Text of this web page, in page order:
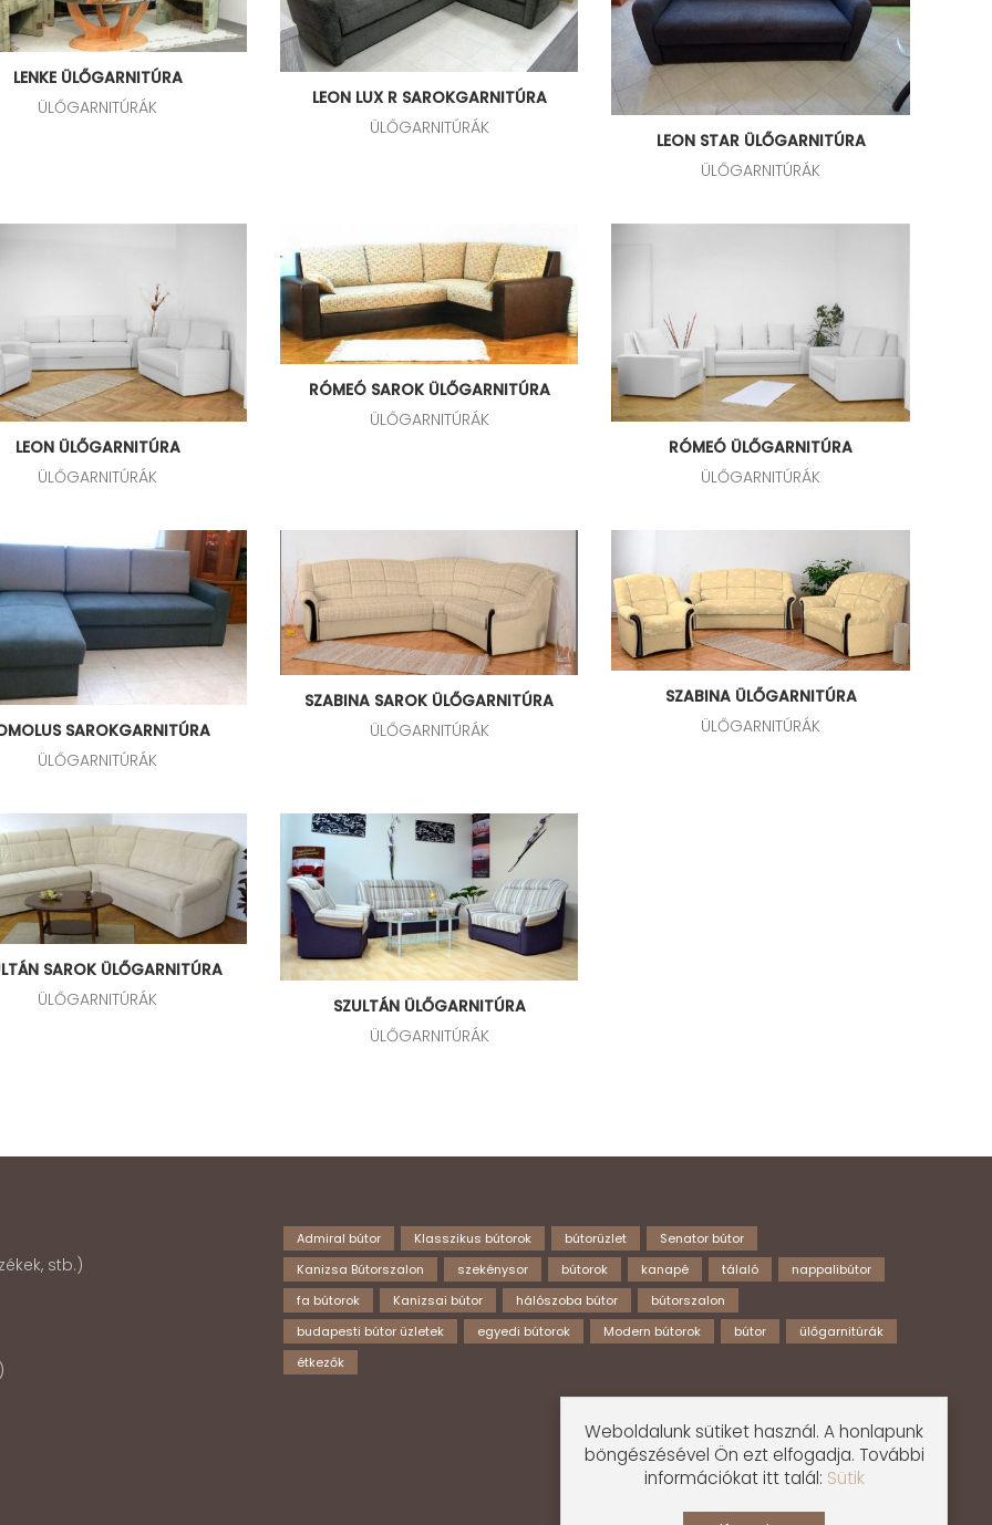
LENKE ÜLŐGARNITÚRA
ÜLŐGARNITÚRÁK
LEON LUX R SAROKGARNITÚRA
ÜLŐGARNITÚRÁK
LEON STAR ÜLŐGARNITÚRA
ÜLŐGARNITÚRÁK
LEON ÜLŐGARNITÚRA
ÜLŐGARNITÚRÁK
RÓMEÓ SAROK ÜLŐGARNITÚRA
ÜLŐGARNITÚRÁK
RÓMEÓ ÜLŐGARNITÚRA
ÜLŐGARNITÚRÁK
SAROKGARNITÚRA
ÜLŐGARNITÚRÁK
SZABINA SAROK ÜLŐGARNITÚRA
ÜLŐGARNITÚRÁK
SZABINA ÜLŐGARNITÚRA
ÜLŐGARNITÚRÁK
SAROK ÜLŐGARNITÚRA
ÜLŐGARNITÚRÁK
SZULTÁN ÜLŐGARNITÚRA
ÜLŐGARNITÚRÁK
stb.)
Admiral bútor Klasszikus bútorok bútorüzlet
Senator bútor
Kanizsa Bútorszalon
szekénysor bútorok kanapé tálaló
nappalibútor
fa bútorok
Kanizsai bútor hálószoba bútor
bútorszalon
budapesti bútor üzletek
egyedi bútorok Modern bútorok bútor
ülőgarnitúrák
étkezők
Weboldalunk sütiket használ. A honlapunk
böngészésével Ön ezt elfogadja. További
információkat itt talál: Sütik